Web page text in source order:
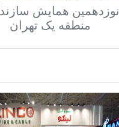
نوزدهمین همایش
منطقه یک تهران